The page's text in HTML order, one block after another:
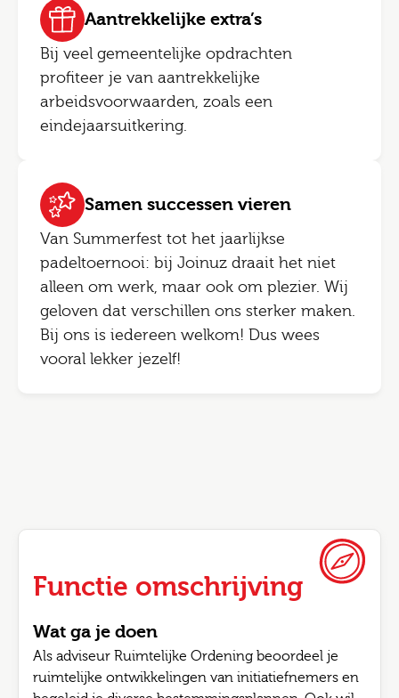
Aantrekkelijke extra’s
Bij veel gemeentelijke opdrachten
profiteer je van aantrekkelijke
arbeidsvoorwaarden, zoals een
eindejaarsuitkering.
Samen successen vieren
Van Summerfest tot het jaarlijkse
padeltoernooi: bij Joinuz draait het niet
alleen om werk, maar ook om plezier. Wij
geloven dat verschillen ons sterker maken.
Bij ons is iedereen welkom! Dus wees
vooral lekker jezelf!
Functie omschrijving
Wat ga je doen
Als adviseur Ruimtelijke Ordening beoordeel je
ruimtelijke ontwikkelingen van initiatiefnemers en